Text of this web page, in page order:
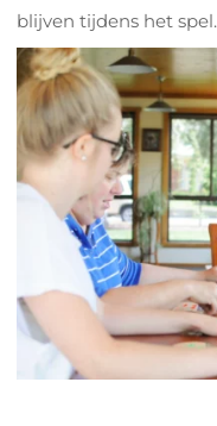
blijven tijdens het spel.